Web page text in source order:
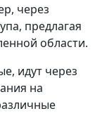
через
предлагая
области.
идут через
на